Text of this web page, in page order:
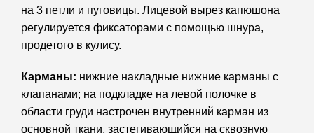
на 3 петли и пуговицы. Лицевой вырез капюшона
регулируется фиксаторами с помощью шнура,
продетого в кулису.
Карманы: нижние накладные нижние карманы с
клапанами; на подкладке на левой полочке в
области груди настрочен внутренний карман из
основной ткани, застегивающийся на сквозную